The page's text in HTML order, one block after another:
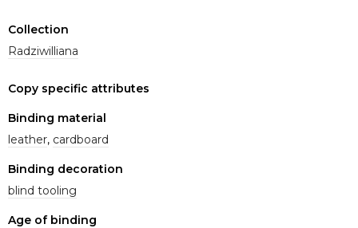
Collection
Radziwilliana
Copy specific attributes
Binding material
leather, cardboard
Binding decoration
blind tooling
Age of binding